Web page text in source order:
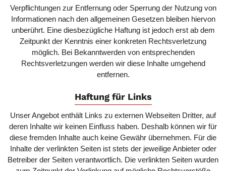
Verpflichtungen zur Entfernung oder Sperrung der Nutzung von
Informationen nach den allgemeinen Gesetzen bleiben hiervon
unberührt. Eine diesbezügliche Haftung ist jedoch erst ab dem
Zeitpunkt der Kenntnis einer konkreten Rechtsverletzung
möglich. Bei Bekanntwerden von entsprechenden
Rechtsverletzungen werden wir diese Inhalte umgehend
entfernen.
Haftung für Links
Unser Angebot enthält Links zu externen Webseiten Dritter, auf
deren Inhalte wir keinen Einfluss haben. Deshalb können wir für
diese fremden Inhalte auch keine Gewähr übernehmen. Für die
Inhalte der verlinkten Seiten ist stets der jeweilige Anbieter oder
Betreiber der Seiten verantwortlich. Die verlinkten Seiten wurden